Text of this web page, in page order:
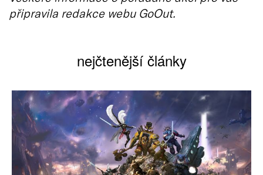
připravila redakce webu GoOut.
nejčtenější články